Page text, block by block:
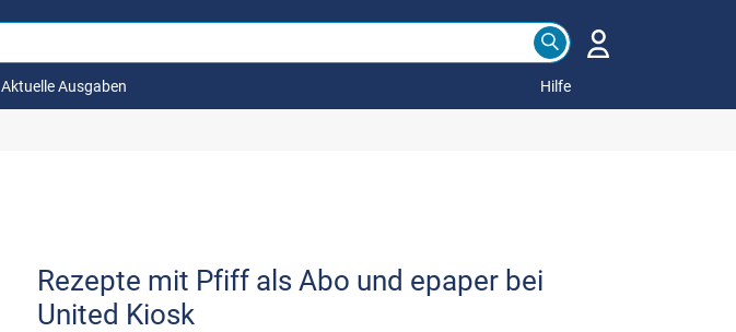
Aktuelle Ausgaben Hilfe
Rezepte mit Pfiff als Abo und epaper bei
United Kiosk